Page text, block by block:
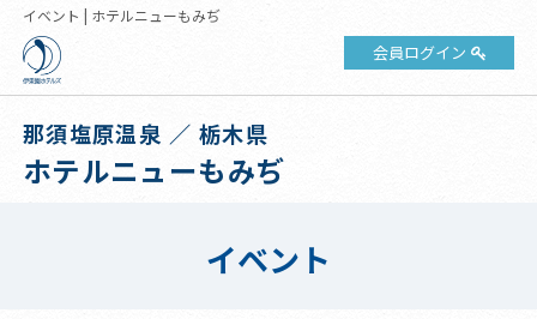
イベント | ホテルニューもみぢ
会員ログイン
那須塩原温泉 ／ 栃木県
ホテルニューもみぢ
イベント